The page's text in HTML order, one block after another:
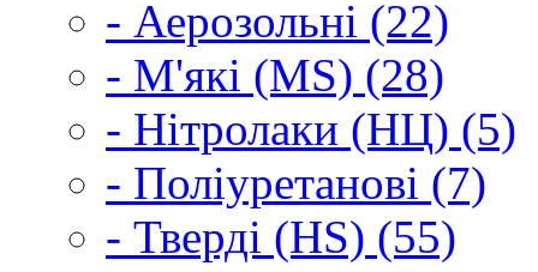
- Аерозольні (22)
- М'які (MS) (28)
- Нітролаки (НЦ) (5)
- Поліуретанові (7)
- Тверді (HS) (55)